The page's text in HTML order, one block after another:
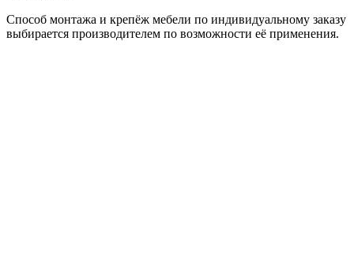
Способ монтажа и крепёж мебели по индивидуальному заказу
выбирается производителем по возможности её применения.